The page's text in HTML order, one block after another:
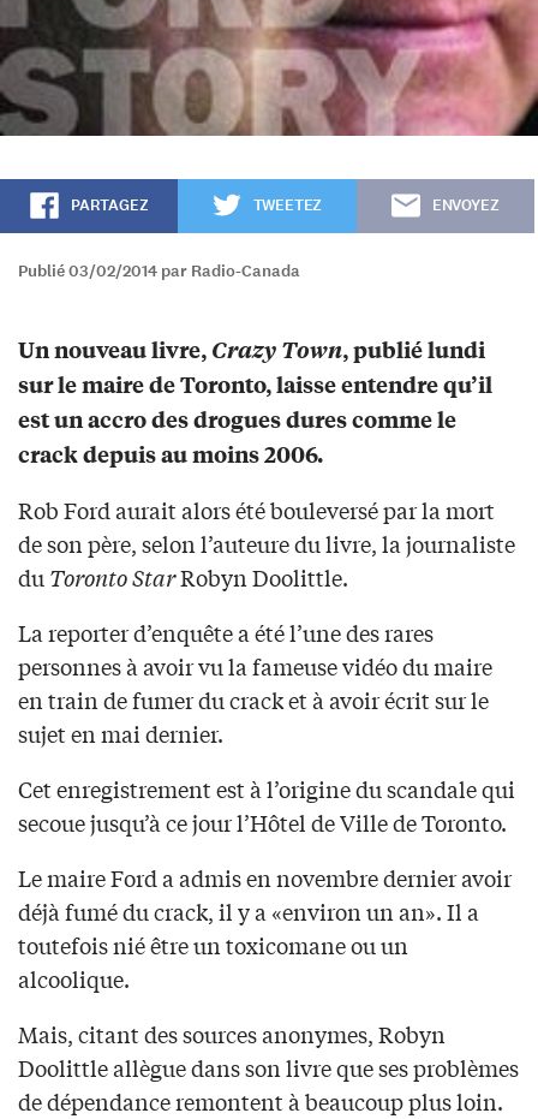
PARTAGEZ TWEETEZ ENVOYEZ
Publié 03/02/2014 par Radio-Canada
Un nouveau livre, Crazy Town, publié lundi
sur le maire de Toronto, laisse entendre qu’il
est un accro des drogues dures comme le
crack depuis au moins 2006.
Rob Ford aurait alors été bouleversé par la mort
de son père, selon l’auteure du livre, la journaliste
duToronto StarRobyn Doolittle.
La reporter d’enquête a été l’une des rares
personnes à avoir vu la fameuse vidéo du maire
en train de fumer du crack et à avoir écrit sur le
sujet en mai dernier.
Cet enregistrement est à l’origine du scandale qui
secoue jusqu’à ce jour l’Hôtel de Ville de Toronto.
Le maire Ford a admis en novembre dernier avoir
déjà fumé du crack, il y a «environ un an». Il a
toutefois nié être un toxicomane ou un
alcoolique.
Mais, citant des sources anonymes, Robyn
Doolittle allègue dans son livre que ses problèmes
de dépendance remontent à beaucoup plus loin.